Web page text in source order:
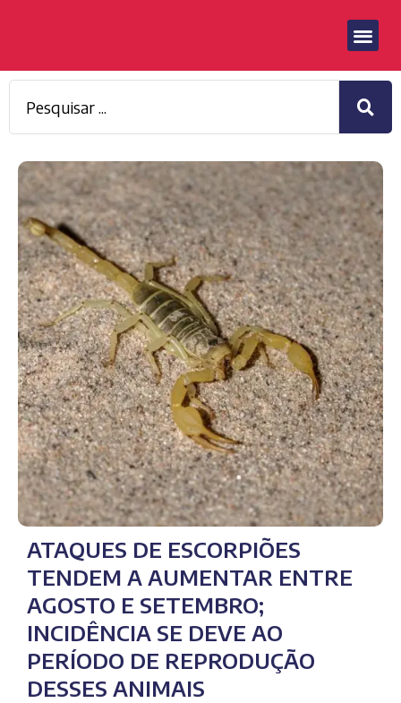
ATAQUES DE ESCORPIÕES
TENDEM A AUMENTAR ENTRE
AGOSTO E SETEMBRO;
INCIDÊNCIA SE DEVE AO
PERÍODO DE REPRODUÇÃO
DESSES ANIMAIS